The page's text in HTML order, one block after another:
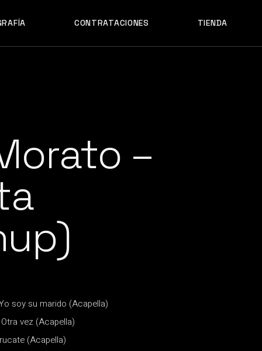
CONTRATACIONES TIENDA
–
soy su marido (Acapella)
vez (Acapella)
(Acapella)